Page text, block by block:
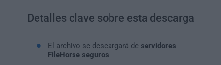
Detalles clave sobre esta descarga
El archivo se descargará de servidores
FileHorse seguros